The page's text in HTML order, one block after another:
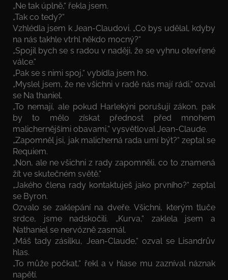
„Ne tak úplně,“ řekla jsem.
„Tak co tedy?“
Vzhlédla jsem k Jean-Claudovi. „Co bys udělal, kdyby
na nás takhle vtrhl někdo mocný?“
„Spojil bych se s radou v naději, že se vyhnu otevřené
válce.“
„Pak se s nimi spoj,“ vybídla jsem ho.
„Myslel jsem, že ne všichni v radě nás mají rádi,“ ozval
se Na­ thaniel.
„To nemají, ale pokud Harlekýni porušují zákon, pak
by to mělo získat přednost před mnohem
malichernějšími obavami,“ vysvětloval Jean-Claude.
„Zapomněl jsi, jak malicherná rada umí být?“ zeptal se
Requiem.
„Non, ale ne všichni z rady zapomněli, co to znamená
žít ve skutečném světě.“
„Jakého člena rady kontaktuješ jako prvního?“ zeptal
se Byron.
Ozvalo se zaklepání na dveře. Všichni, kterým tluče
srdce, jsme nadskočili. „Kurva,“ zaklela jsem a
Nathaniel se nervózně zasmál.
„Máš tady zásilku, Jean-Claude,“ ozval se Lisandrův
hlas.
„To může počkat,“ řekl a v hlase mu zazníval náznak
napětí.